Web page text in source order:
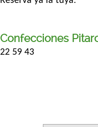
Confecciones
22 59 43